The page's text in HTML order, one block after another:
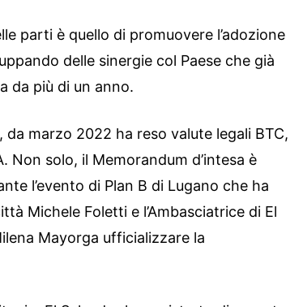
parti è quello di promuovere l’adozione
delle sinergie col Paese che già
da più di un anno.
marzo 2022 ha reso valute legali BTC,
Non solo, il Memorandum d’intesa è
l’evento di Plan B di Lugano che ha
Michele Foletti e l’Ambasciatrice di El
Mayorga ufficializzare la